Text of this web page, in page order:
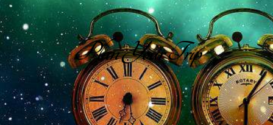
Plan Your Trip